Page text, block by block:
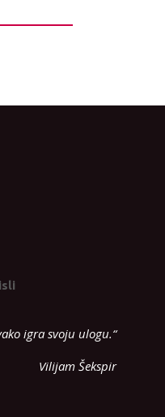
igra svoju ulogu.“
Vilijam Šekspir